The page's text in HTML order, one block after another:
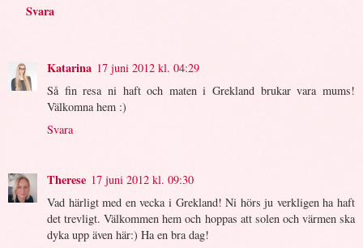
Svara
Katarina 17 juni 2012 kl. 04:29
Så fin resa ni haft och maten i Grekland brukar vara mums!
Välkomna hem :)
Svara
Therese 17 juni 2012 kl. 09:30
Vad härligt med en vecka i Grekland! Ni hörs ju verkligen ha haft
det trevligt. Välkommen hem och hoppas att solen och värmen ska
dyka upp även här:) Ha en bra dag!